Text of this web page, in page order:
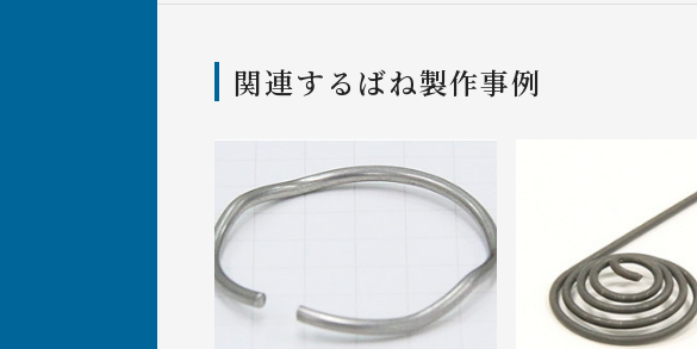
関連するばね製作事例